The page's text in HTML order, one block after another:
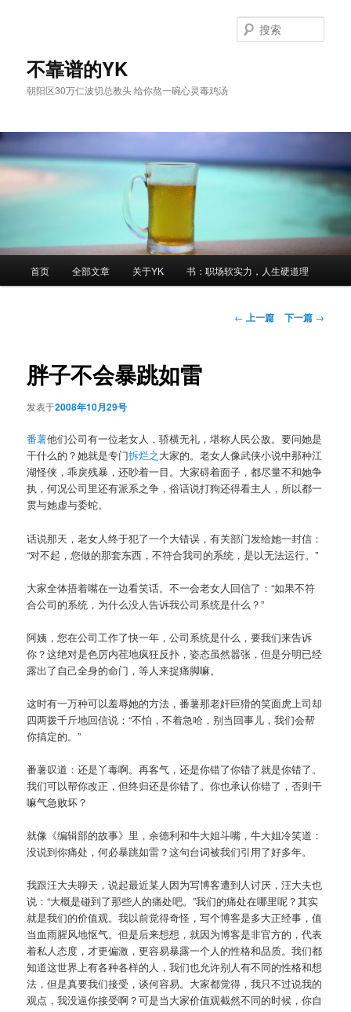
不靠谱的YK
朝阳区30万仁波切总教头 给你熬一碗心灵毒鸡汤
索
首页 全部文章 关于YK 书：职场软实力，人生硬道理
文← 上一篇 下一篇 →
胖子不会暴跳如雷
发表于2008年10月29号
番薯他们公司有一位老女人，骄横无礼，堪称人民公敌。要问她是
干什么的？她就是专门拆烂之大家的。老女人像武侠小说中那种江
湖怪侠，乖戾残暴，还眇着一目。大家碍着面子，都尽量不和她争
执，何况公司里还有派系之争，俗话说打狗还得看主人，所以都一
贯与她虚与委蛇。
话说那天，老女人终于犯了一个大错误，有关部门发给她一封信：
“对不起，您做的那套东西，不符合我司的系统，是以无法运行。”
大家全体捂着嘴在一边看笑话。不一会老女人回信了：“如果不符
合公司的系统，为什么没人告诉我公司系统是什么？”
阿姨，您在公司工作了快一年，公司系统是什么，要我们来告诉
你？这绝对是色厉内荏地疯狂反扑，姿态虽然嚣张，但是分明已经
露出了自己全身的命门，等人来捉痛脚嘛。
这时有一万种可以羞辱她的方法，番薯那老奸巨猾的笑面虎上司却
四两拨千斤地回信说：“不怕，不着急哈，别当回事儿，我们会帮
你搞定的。”
番薯叹道：还是丫毒啊。再客气，还是你错了你错了就是你错了。
我们可以帮你改正，但终归还是你错了。你也承认你错了，否则干
嘛气急败坏？
就像《编辑部的故事》里，余德利和牛大姐斗嘴，牛大姐冷笑道：
没说到你痛处，何必暴跳如雷？这句台词被我们引用了好多年。
我跟汪大夫聊天，说起最近某人因为写博客遭到人讨厌，汪大夫也
说：“大概是碰到了那些人的痛处吧。”我们的痛处在哪里呢？其实
就是我们的价值观。我以前觉得奇怪，写个博客是多大正经事，值
当血雨腥风地怄气。但是后来想想，就因为博客是非官方的，代表
着私人态度，才更偏激，更容易暴露一个人的性格和品质。我们都
知道这世界上有各种各样的人，我们也允许别人有不同的性格和想
法，但是真要我们接受，谈何容易。大家都觉得，我只不过说我的
观点，我没逼你接受啊？可是当大家价值观截然不同的时候，你自